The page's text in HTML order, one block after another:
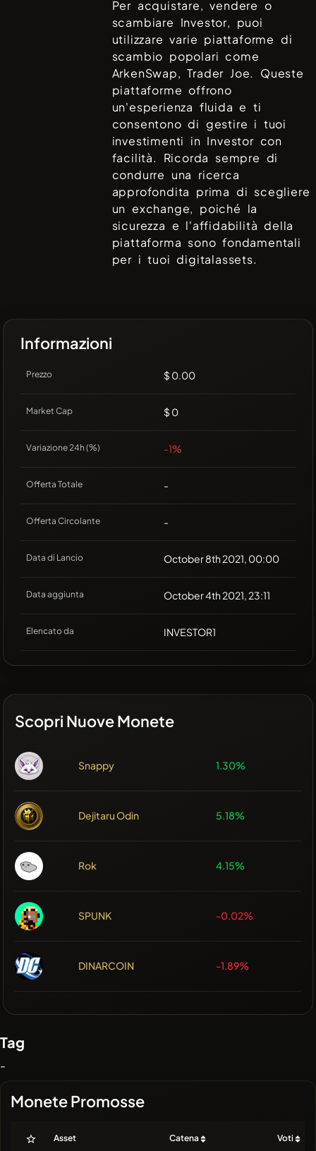
Per acquistare, vendere o
scambiare Investor, puoi
utilizzare varie piattaforme di
scambio popolari come
ArkenSwap, Trader Joe. Queste
piattaforme offrono
un'esperienza fluida e ti
consentono di gestire i tuoi
investimenti in Investorcon
facilità. Ricorda sempre di
condurre una ricerca
approfondita prima di scegliere
un exchange, poiché la
sicurezza e l'affidabilità della
piattaforma sono fondamentali
per i tuoi digitalassets.
Informazioni
Prezzo $ 0.00
Market Cap $ 0
Variazione 24h (%) -1%
Offerta Totale -
Offerta Circolante -
Data di Lancio October 8th 2021, 00:00
Data aggiunta October 4th 2021, 23:11
Elencato da INVESTOR1
Scopri Nuove Monete
Snappy 1.30%
Dejitaru Odin 5.18%
Rok 4.15%
SPUNK -0.02%
DINARCOIN -1.89%
Tag
-
Monete Promosse
Asset Catena Voti